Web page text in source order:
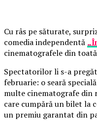
Cu râs pe săturate,
comedia independentă
cinematografele din
Spectatorilor li s-a
februarie: o seară
multe cinematografe din
care cumpără un bilet la
un premiu garantat din